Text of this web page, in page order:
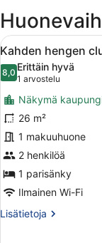
Avaa
kaikki
huonetyypin
Kahden
hengen
club-
huone
kuvat
6
Kahden hengen
8,08,0 kautta 10
Erittäin hyvä
1 arvostelu
(1
arvostelu)
Näkymä
26 m²
1 makuuhuone
2 henkilöä
1 parisänky
Ilmainen Wi-Fi
Lisätietoja
Lisätietoja